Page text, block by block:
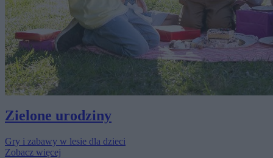
Zielone urodziny
Gry i zabawy w lesie dla dzieci
Zobacz więcej